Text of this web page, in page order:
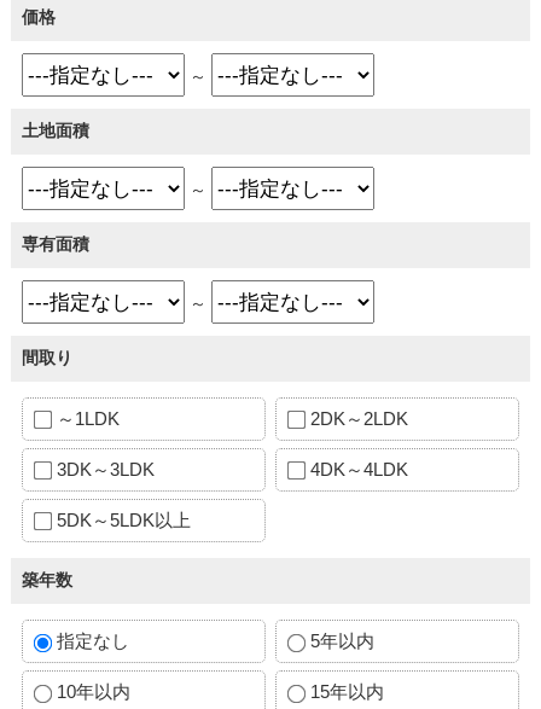
価格
～
土地面積
～
専有面積
～
間取り
～1LDK 2DK～2LDK
3DK～3LDK 4DK～4LDK
5DK～5LDK以上
築年数
指定なし 5年以内
10年以内 15年以内